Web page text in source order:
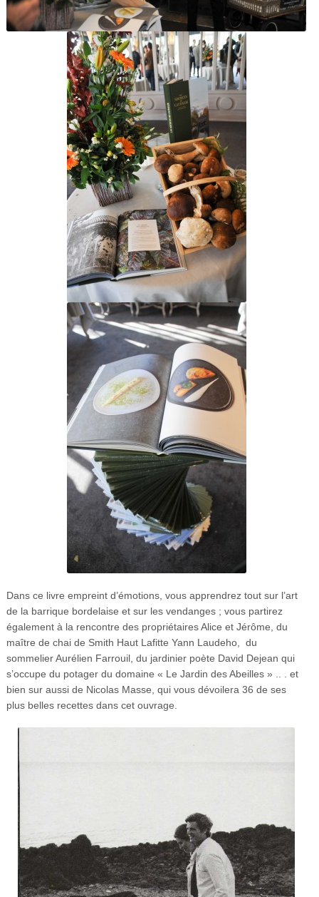
Dans ce livre empreint d’émotions, vous apprendrez tout sur l’art
de la barrique bordelaise et sur les vendanges ; vous partirez
également à la rencontre des propriétaires Alice et Jérôme, du
maître de chai de Smith Haut Lafitte Yann Laudeho, du
sommelier Aurélien Farrouil, du jardinier poète David Dejean qui
s’occupe du potager du domaine « Le Jardin des Abeilles » .. . et
bien sur aussi de Nicolas Masse, qui vous dévoilera 36 de ses
plus belles recettes dans cet ouvrage.